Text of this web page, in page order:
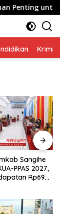
untuk Kampus
Sangihe
PPAS 2027,
Rp699